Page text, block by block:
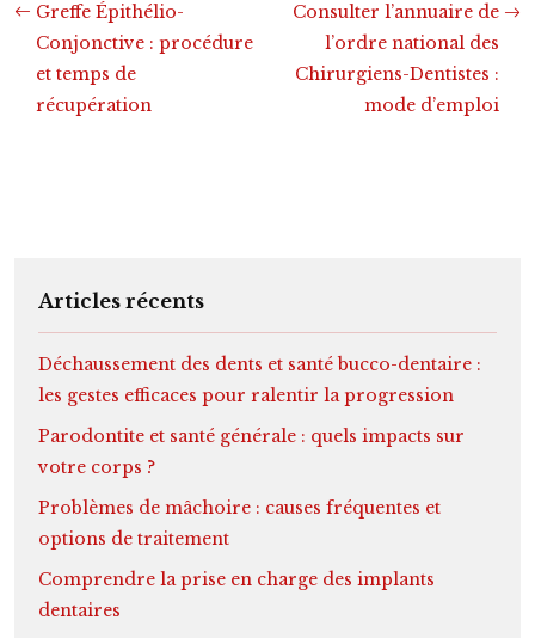
Greffe Épithélio-
Conjonctive : procédure
et temps de
récupération
Consulter l’annuaire de
l’ordre national des
Chirurgiens-Dentistes :
mode d’emploi
Articles récents
Déchaussement des dents et santé bucco-dentaire :
les gestes efficaces pour ralentir la progression
Parodontite et santé générale : quels impacts sur
votre corps ?
Problèmes de mâchoire : causes fréquentes et
options de traitement
Comprendre la prise en charge des implants
dentaires